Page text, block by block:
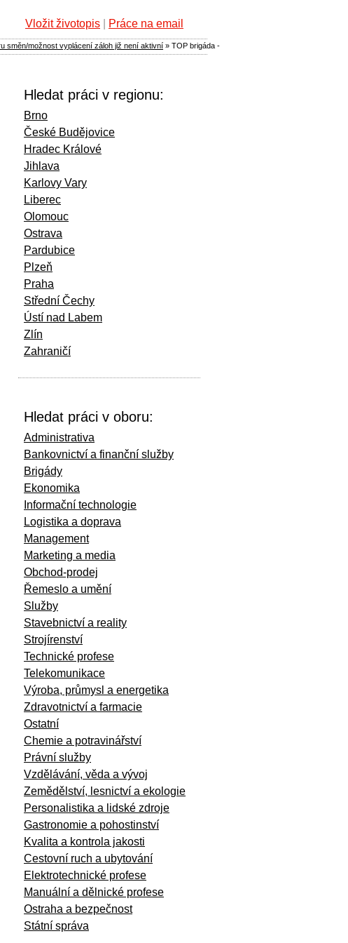
Hledat práci v regionu:
Brno
České Budějovice
Hradec Králové
Jihlava
Karlovy Vary
Liberec
Olomouc
Ostrava
Pardubice
Plzeň
Praha
Střední Čechy
Ústí nad Labem
Zlín
Zahraničí
Hledat práci v oboru:
Administrativa
Bankovnictví a finanční služby
Brigády
Ekonomika
Informační technologie
Logistika a doprava
Management
Marketing a media
Obchod-prodej
Řemeslo a umění
Služby
Stavebnictví a reality
Strojírenství
Technické profese
Telekomunikace
Výroba, průmysl a energetika
Zdravotnictví a farmacie
Ostatní
Chemie a potravinářství
Právní služby
Vzdělávání, věda a vývoj
Zemědělství, lesnictví a ekologie
Personalistika a lidské zdroje
Gastronomie a pohostinství
Kvalita a kontrola jakosti
Cestovní ruch a ubytování
Elektrotechnické profese
Manuální a dělnické profese
Ostraha a bezpečnost
Státní správa
Vložit životopis Práce na email
směn/možnost vyplácení záloh již není aktivní » TOP brigáda -